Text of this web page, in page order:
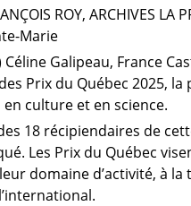
ROY, ARCHIVES LA
Marie
Galipeau, France
Prix du Québec 2025,
culture et en science.
18 récipiendaires de
Les Prix du Québec
leur domaine d’activité, à